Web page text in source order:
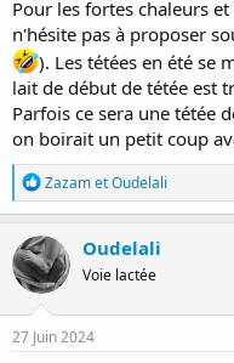
Pour les fortes chaleurs
n'hésite pas à proposer
). Les tétées en été se
lait de début de tétée est
Parfois ce sera une tétée
on boirait un petit coup
R
é
a
c
t
i
o
n
s
ZazametOudelali
Oudelali
Voie lactée
27 Juin 2024